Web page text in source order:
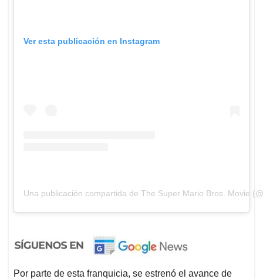
Ver esta publicación en Instagram
Una publicación compartida de The Super Mario Bros. Movie
Por parte de esta franquicia, se estrenó el avance de